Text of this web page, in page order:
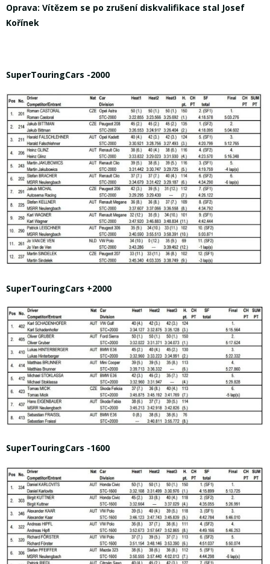
Oprava: Vítězem se po zrušení diskvalifikace stal Josef
Kořínek
SuperTouringCars -2000
SuperTouringCars +2000
SuperTouringCars -1600